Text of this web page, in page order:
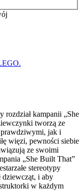
rozdział kampanii „She
tworzą ze
jak i
więzi, pewności siebie
ze swoimi
„She Built That”
stereotypy
dziewcząt, i aby
w każdym